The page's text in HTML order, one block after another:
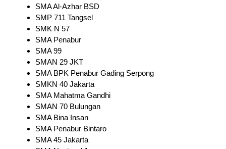
SMA Al-Azhar BSD
SMP 711 Tangsel
SMK N 57
SMA Penabur
SMA 99
SMAN 29 JKT
SMA BPK Penabur Gading Serpong
SMKN 40 Jakarta
SMA Mahatma Gandhi
SMAN 70 Bulungan
SMA Bina Insan
SMA Penabur Bintaro
SMA 45 Jakarta